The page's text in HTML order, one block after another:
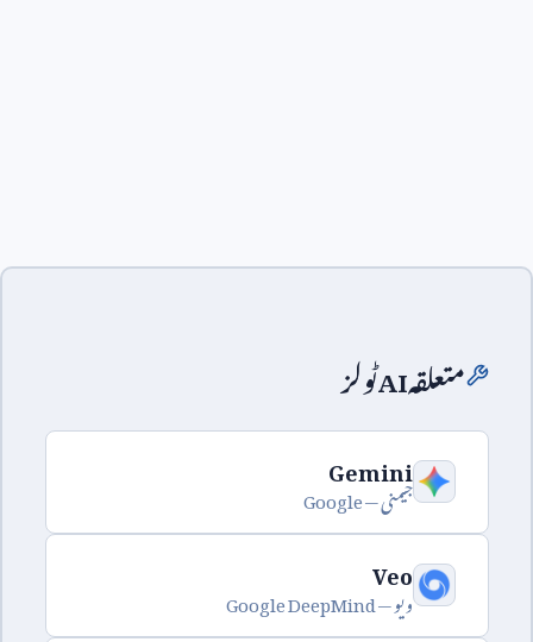
متعلقہAIٹولز
Gemini
جیمنی —Google
Veo
ویو —Google DeepMind